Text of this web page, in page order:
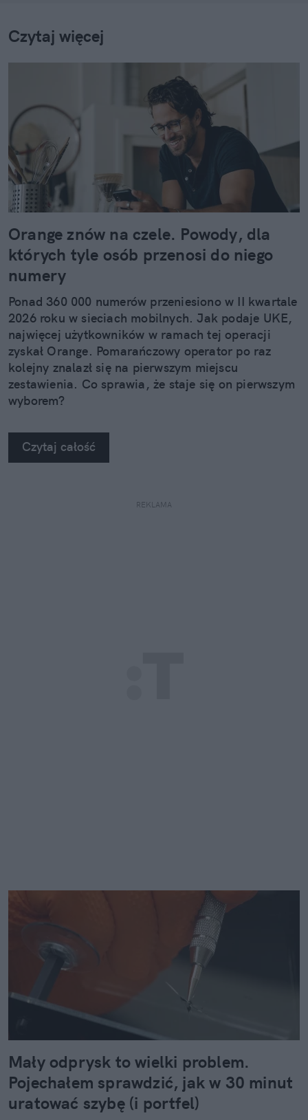
Czytaj więcej
Orange znów na czele. Powody, dla
których tyle osób przenosi do niego
numery
Ponad 360 000 numerów przeniesiono w II kwartale
2026 roku w sieciach mobilnych. Jak podaje UKE,
najwięcej użytkowników w ramach tej operacji
zyskał Orange. Pomarańczowy operator po raz
kolejny znalazł się na pierwszym miejscu
zestawienia. Co sprawia, że staje się on pierwszym
wyborem?
Czytaj całość
REKLAMA
Mały odprysk to wielki problem.
Pojechałem sprawdzić, jak w 30 minut
uratować szybę (i portfel)